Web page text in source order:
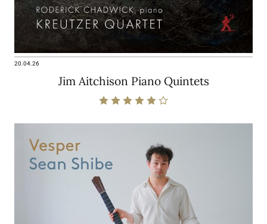
20.04.26
Jim Aitchison Piano Quintets